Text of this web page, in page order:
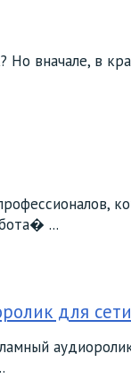
Но вначале, в
...
для